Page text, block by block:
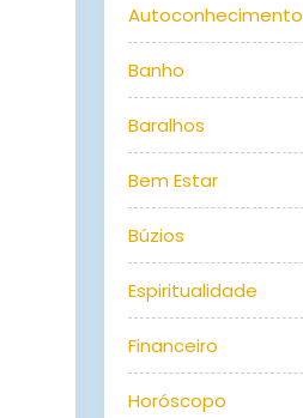
Autoconhecimento
Banho
Baralhos
Bem Estar
Búzios
Espiritualidade
Financeiro
Horóscopo